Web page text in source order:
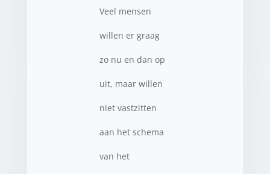
Veel mensen
willen er graag
zo nu en dan op
uit, maar willen
niet vastzitten
aan het schema
van het